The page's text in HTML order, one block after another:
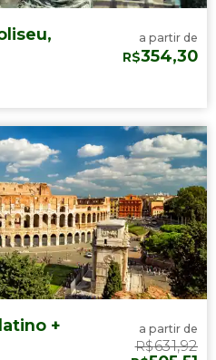
a partir de
R$354,30
importantes da
+
a partir de
R$631,92